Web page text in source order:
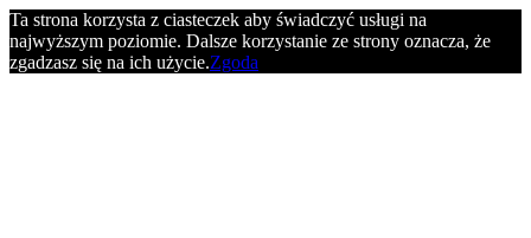
Ta strona korzysta z ciasteczek aby świadczyć usługi na
najwyższym poziomie. Dalsze korzystanie ze strony oznacza, że
zgadzasz się na ich użycie.Zgoda